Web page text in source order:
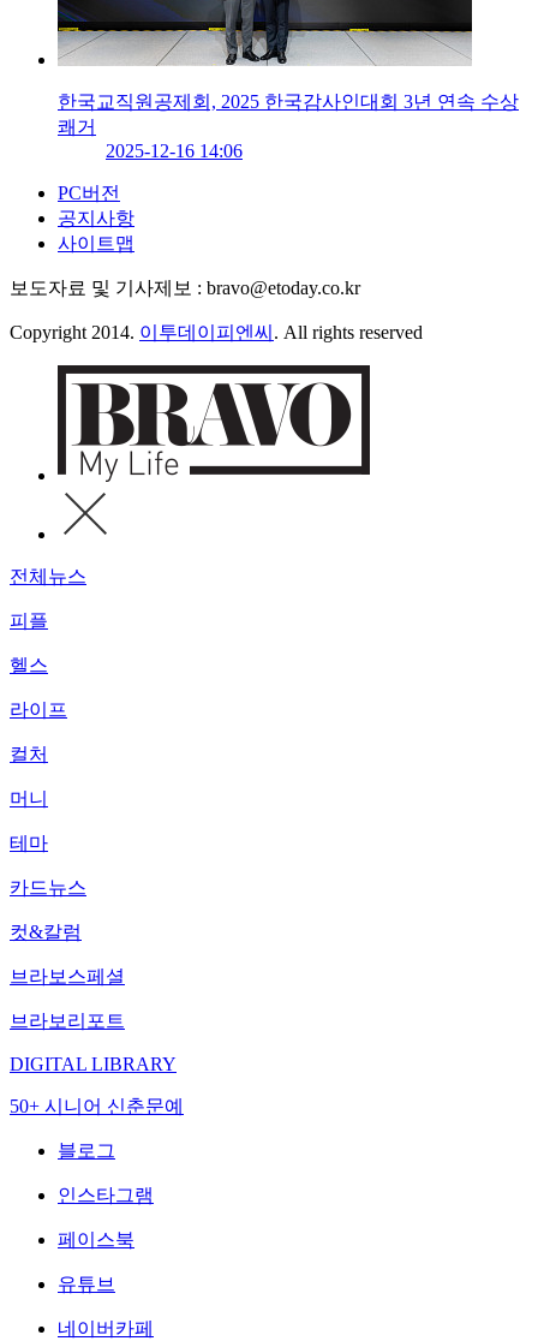
한국교직원공제회, 2025 한국감사인대회 3년 연속 수상
쾌거
2025-12-16 14:06
PC버전
공지사항
사이트맵
보도자료 및 기사제보 : bravo@etoday.co.kr
Copyright 2014. 이투데이피엔씨 . All rights reserved
전체뉴스
피플
헬스
라이프
컬처
머니
테마
카드뉴스
컷&칼럼
브라보스페셜
브라보리포트
DIGITAL LIBRARY
50+ 시니어 신춘문예
블로그
인스타그램
페이스북
유튜브
네이버카페